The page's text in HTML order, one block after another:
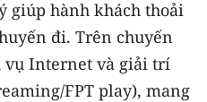
giúp hành khách thoải
đi. Trên chuyến
vụ Internet và giải trí
FPT play), mang